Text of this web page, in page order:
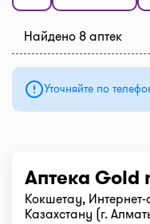
Найдено 8 аптек
Уточняйте по
Аптека Gold
Кокшетау,
Казахстану (г.